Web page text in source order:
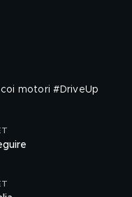
motori #DriveUp